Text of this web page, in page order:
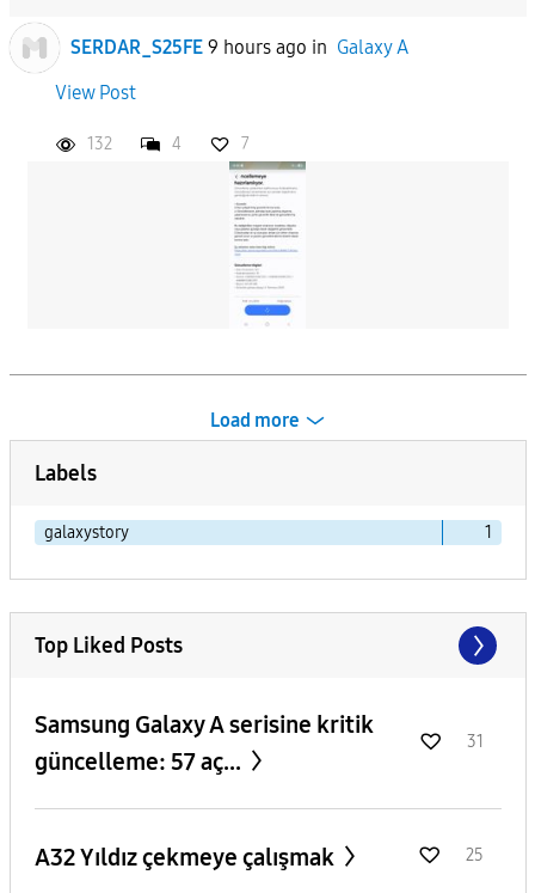
SERDAR_S25FE 9 hours ago in Galaxy A
View Post
132 4 7
Load more
Labels
galaxystory 1
Top Liked Posts
Samsung Galaxy A serisine kritik
güncelleme: 57 aç...
31
A32 Yıldız çekmeye çalışmak 25